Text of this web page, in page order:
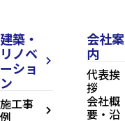
建築・
リノベ
ーショ
ン
arrow_forward_ios
施工事
例 arrow_forward_ios
会社案
内
代表挨
拶
会社概
要・沿